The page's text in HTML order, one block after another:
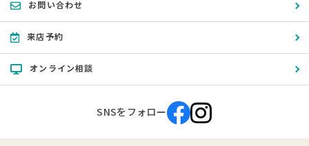
お問い合わせ
来店予約
オンライン相談
SNSをフォロー